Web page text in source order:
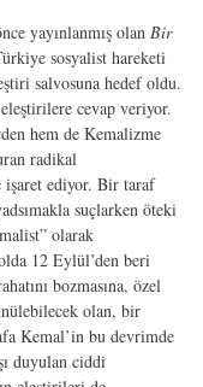
yayınlanmış olan Bir
sosyalist hareketi
salvosuna hedef oldu.
eleştirilere cevap veriyor.
hem de Kemalizme
radikal
işaret ediyor. Bir taraf
suçlarken öteki
olarak
12 Eylül’den beri
bozmasına, özel
olan, bir
Kemal’in bu devrimde
duyulan ciddi